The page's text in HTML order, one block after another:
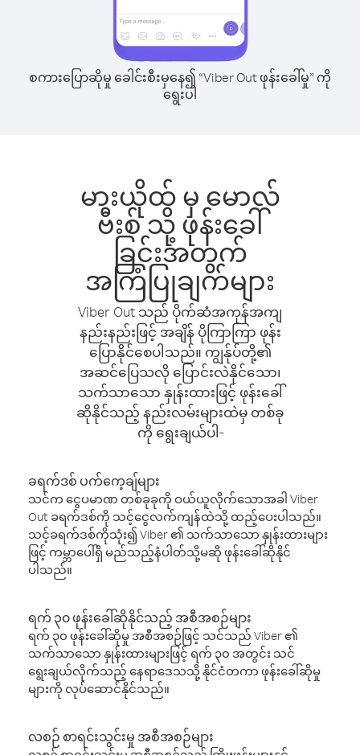
စကားပြောဆိုမှု ခေါင်းစီးမှနေ၍ “Viber Out ဖုန်းခေါ်မှု” ကို
ရွေးပါ
မားယိုထ် မှ မောလ်
ဗီးစ် သို့ ဖုန်းခေါ်
ခြင်းအတွက်
အကြံပြုချက်များ
Viber Out သည် ပိုက်ဆံအကုန်အကျ
နည်းနည်းဖြင့် အချိန် ပိုကြာကြာ ဖုန်း
ပြောနိုင်စေပါသည်။ ကျွန်ုပ်တို့၏
အဆင်ပြေသလို ပြောင်းလဲနိုင်သော၊
သက်သာသော နှုန်းထားဖြင့် ဖုန်းခေါ်
ဆိုနိုင်သည့် နည်းလမ်းများထဲမှ တစ်ခု
ကို ရွေးချယ်ပါ-
ခရက်ဒစ် ပက်ကေ့ချ်များ
သင်က ငွေပမာဏ တစ်ခုခုကို ဝယ်ယူလိုက်သောအခါ Viber
Out ခရက်ဒစ်ကို သင့်ငွေလက်ကျန်ထဲသို့ ထည့်ပေးပါသည်။
သင့်ခရက်ဒစ်ကိုသုံး၍ Viber ၏ သက်သာသော နှုန်းထားများ
ဖြင့် ကမ္ဘာပေါ်ရှိ မည်သည့်နံပါတ်သို့မဆို ဖုန်းခေါ်ဆိုနိုင်
ပါသည်။
ရက် ၃၀ ဖုန်းခေါ်ဆိုနိုင်သည့် အစီအစဉ်များ
ရက် ၃၀ ဖုန်းခေါ်ဆိုမှု အစီအစဉ်ဖြင့် သင်သည် Viber ၏
သက်သာသော နှုန်းထားများဖြင့် ရက် ၃၀ အတွင်း သင်
ရွေးချယ်လိုက်သည့် နေရာဒေသသို့ နိုင်ငံတကာ ဖုန်းခေါ်ဆိုမှု
များကို လုပ်ဆောင်နိုင်သည်။
လစဉ် စာရင်းသွင်းမှု အစီအစဉ်များ